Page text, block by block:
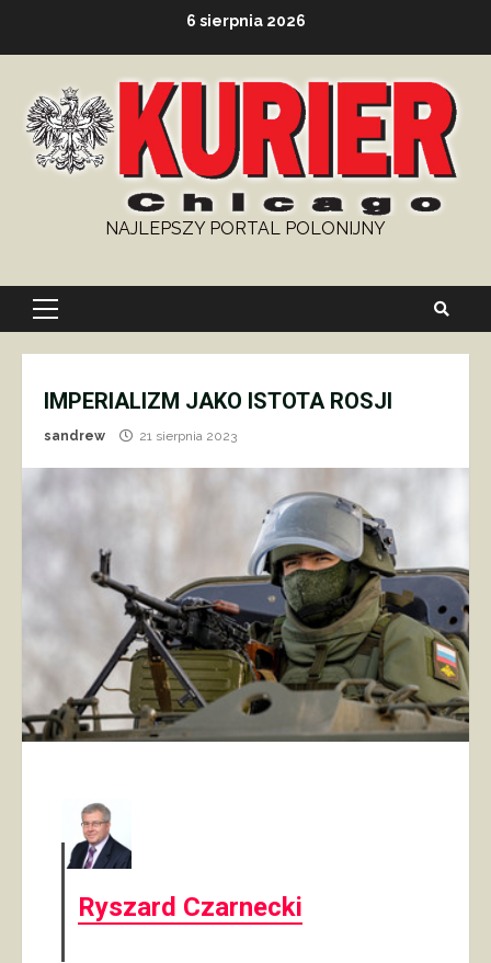
6 sierpnia 2026
NAJLEPSZY PORTAL POLONIJNY
Primary
IMPERIALIZM JAKO ISTOTA ROSJI
sandrew 21 sierpnia 2023
Ryszard Czarnecki